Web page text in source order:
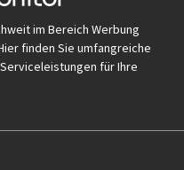
im Bereich Werbung
finden Sie umfangreiche
für Ihre